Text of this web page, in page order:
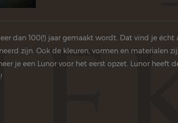
dan 100(!) jaar gemaakt wordt. Dat vind je écht
zijn. Ook de kleuren, vormen en materialen
je een Lunor voor het eerst opzet. Lunor heeft